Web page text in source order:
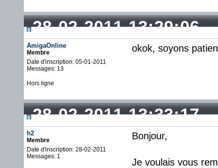
28-02-2011 13:29:06
AmigaOnline
Membre
Date d'inscription: 05-01-2011
Messages: 13
okok, soyons
Hors ligne
28-02-2011 13:33:17
h2
Membre
Date d'inscription: 28-02-2011
Messages: 1
Bonjour,
Je voulais vous